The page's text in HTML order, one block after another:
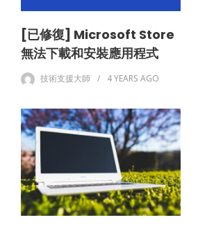
[已修復] Microsoft Store
無法下載和安裝應用程式
技術支援大師 4 YEARS AGO